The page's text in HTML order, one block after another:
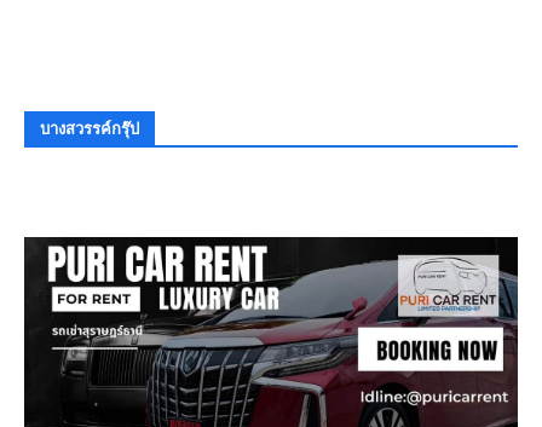
บางสวรรค์กรุ๊ป